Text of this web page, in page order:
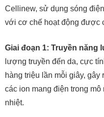
Cellinew, sử dụng sóng
với cơ chế hoạt động được
Giai đoạn 1: Truyền năng
lượng truyền đến da, cực
hàng triệu lần mỗi giây,
các ion mang điện trong
nhiệt.